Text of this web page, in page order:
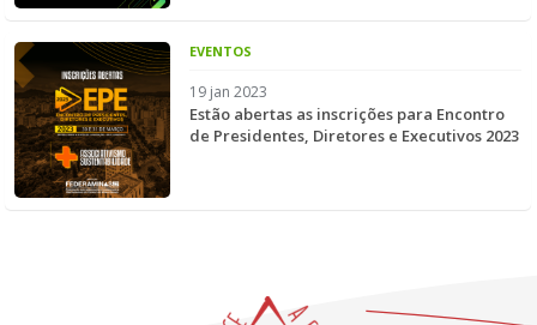
EVENTOS
19 jan 2023
Estão abertas as inscrições para Encontro
de Presidentes, Diretores e Executivos 2023